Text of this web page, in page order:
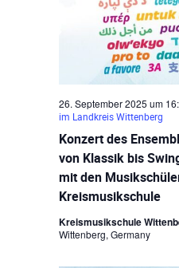
Konzert des
von Klassik bis
mit den
Kreismusikschule
26. September 2025 um
im Landkreis Wittenberg
Kreismusikschule
Wittenberg, Germany